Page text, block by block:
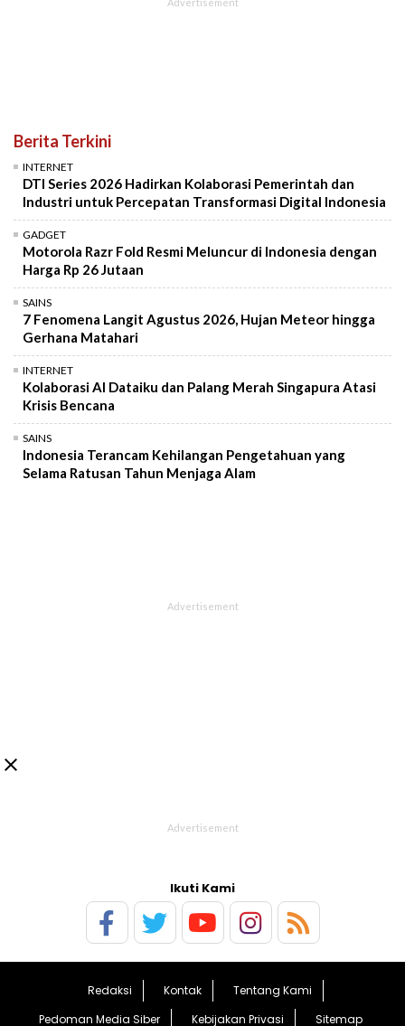
Berita Terkini
INTERNET
DTI Series 2026 Hadirkan Kolaborasi Pemerintah dan
Industri untuk Percepatan Transformasi Digital Indonesia
GADGET
Motorola Razr Fold Resmi Meluncur di Indonesia dengan
Harga Rp 26 Jutaan
SAINS
7 Fenomena Langit Agustus 2026, Hujan Meteor hingga
Gerhana Matahari
INTERNET
Kolaborasi AI Dataiku dan Palang Merah Singapura Atasi
Krisis Bencana
SAINS
Indonesia Terancam Kehilangan Pengetahuan yang
Selama Ratusan Tahun Menjaga Alam

Ikuti Kami
Redaksi Kontak
Tentang Kami
Pedoman Media Siber
Kebijakan Privasi Sitemap